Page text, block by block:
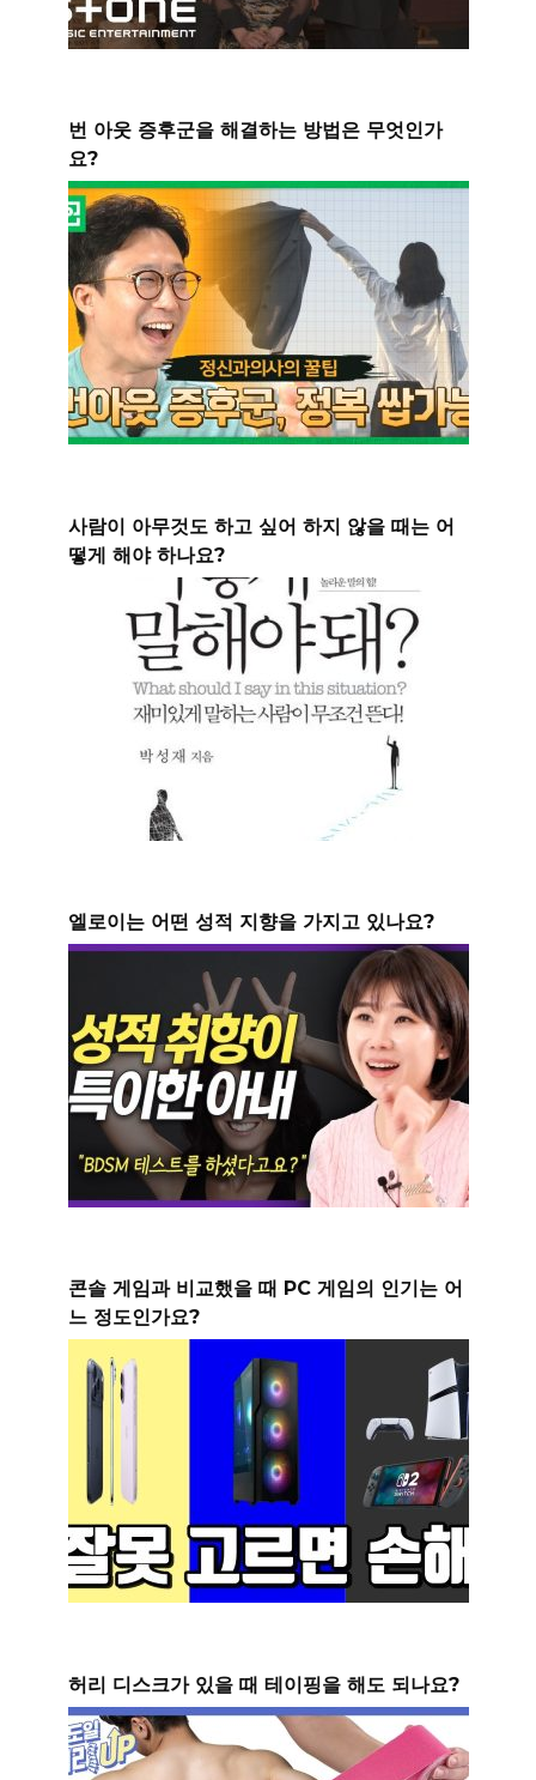
번 아웃 증후군을 해결하는 방법은 무엇인가
요?
사람이 아무것도 하고 싶어 하지 않을 때는 어
떻게 해야 하나요?
엘로이는 어떤 성적 지향을 가지고 있나요?
콘솔 게임과 비교했을 때 PC 게임의 인기는 어
느 정도인가요?
허리 디스크가 있을 때 테이핑을 해도 되나요?